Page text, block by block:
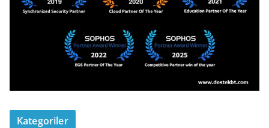
Kategoriler